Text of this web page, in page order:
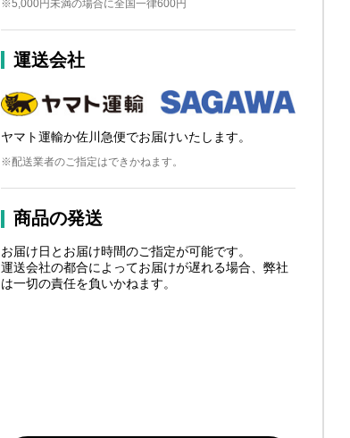
※5,000円未満の場合に全国一律600円
運送会社
ヤマト運輸か佐川急便でお届けいたします。
※配送業者のご指定はできかねます。
商品の発送
お届け日とお届け時間のご指定が可能です。
運送会社の都合によってお届けが遅れる場合、弊社
は一切の責任を負いかねます。